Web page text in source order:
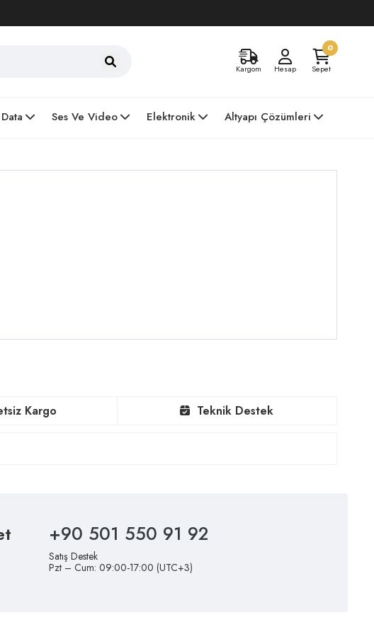
Kargom Hesap
0
Sepet
Ses Ve Video Elektronik Altyapı Çözümleri
Kargo Teknik Destek
+90 501 550 91 92
Satış Destek
Pzt – Cum: 09:00-17:00 (UTC+3)